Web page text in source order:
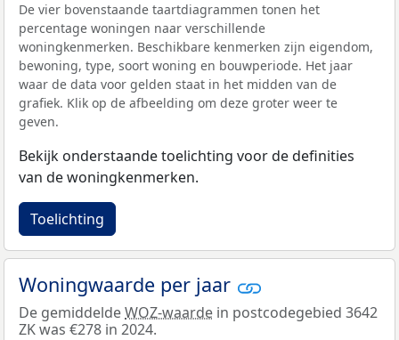
De vier bovenstaande taartdiagrammen tonen het
percentage woningen naar verschillende
woningkenmerken. Beschikbare kenmerken zijn eigendom,
bewoning, type, soort woning en bouwperiode. Het jaar
waar de data voor gelden staat in het midden van de
grafiek. Klik op de afbeelding om deze groter weer te
geven.
Bekijk onderstaande toelichting voor de definities
van de woningkenmerken.
Toelichting
Woningwaarde per jaar
De gemiddeldeWOZ-waarde in postcodegebied 3642
ZK was €278 in 2024.